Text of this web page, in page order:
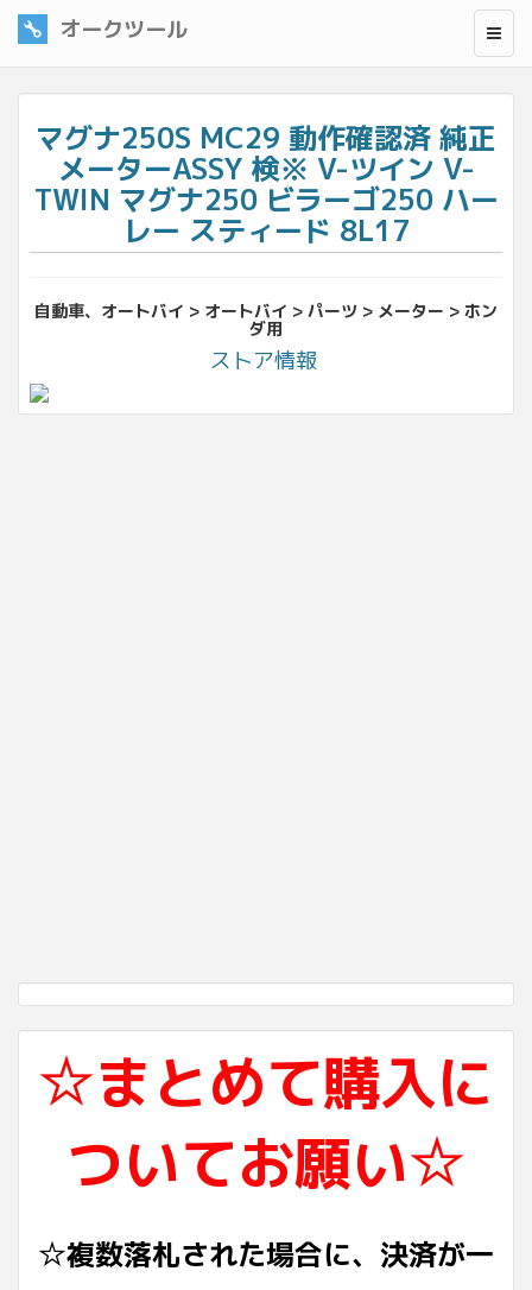
オークツール
マグナ250S MC29 動作確認済 純正
メーターASSY 検※ V-ツイン V-
TWIN マグナ250 ビラーゴ250 ハー
レー スティード 8L17
自動車、オートバイ > オートバイ > パーツ > メーター > ホン
ダ用
ストア情報
☆まとめて購入に
ついてお願い☆
☆複数落札された場合に、決済が一